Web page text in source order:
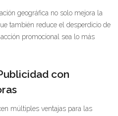
geográfica no solo mejora la
también reduce el desperdicio de
promocional sea lo más
con
múltiples ventajas para las